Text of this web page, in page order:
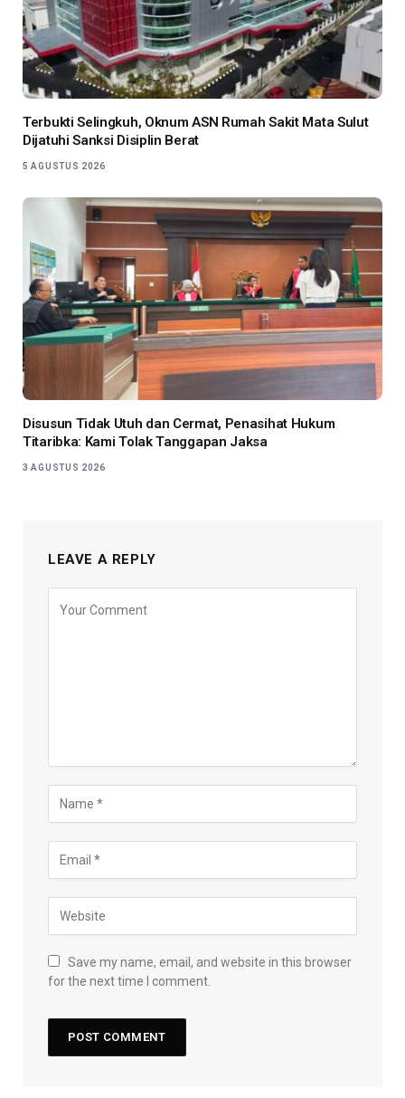
Terbukti Selingkuh, Oknum ASN Rumah Sakit Mata Sulut
Dijatuhi Sanksi Disiplin Berat
5 AGUSTUS 2026
Disusun Tidak Utuh dan Cermat, Penasihat Hukum
Titaribka: Kami Tolak Tanggapan Jaksa
3 AGUSTUS 2026
LEAVE A REPLY
Save my name, email, and website in this browser
for the next time I comment.